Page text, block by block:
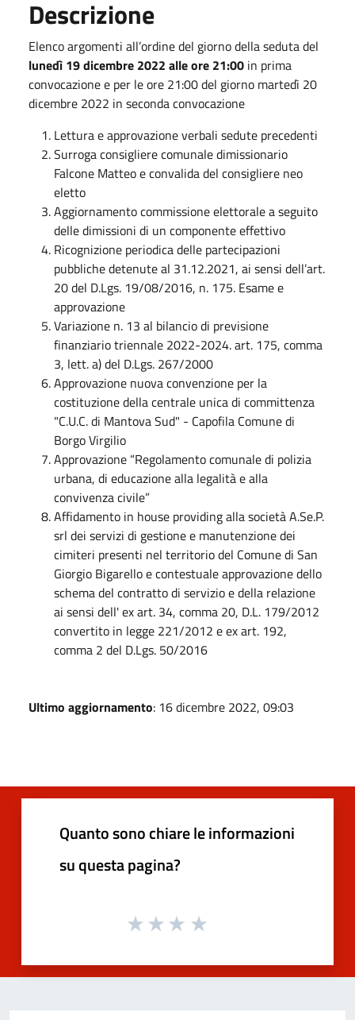
Descrizione
Elenco argomenti all’ordine del giorno della seduta del
lunedì 19 dicembre 2022 alle ore 21:00 in prima
convocazione e per le ore 21:00 del giorno martedì 20
dicembre 2022 in seconda convocazione
Lettura e approvazione verbali sedute precedenti
Surroga consigliere comunale dimissionario
Falcone Matteo e convalida del consigliere neo
eletto
Aggiornamento commissione elettorale a seguito
delle dimissioni di un componente effettivo
Ricognizione periodica delle partecipazioni
pubbliche detenute al 31.12.2021, ai sensi dell’art.
20 del D.Lgs. 19/08/2016, n. 175. Esame e
approvazione
Variazione n. 13 al bilancio di previsione
finanziario triennale 2022-2024. art. 175, comma
3, lett. a) del D.Lgs. 267/2000
Approvazione nuova convenzione per la
costituzione della centrale unica di committenza
"C.U.C. di Mantova Sud" - Capofila Comune di
Borgo Virgilio
Approvazione “Regolamento comunale di polizia
urbana, di educazione alla legalità e alla
convivenza civile”
Affidamento in house providing alla società A.Se.P.
srl dei servizi di gestione e manutenzione dei
cimiteri presenti nel territorio del Comune di San
Giorgio Bigarello e contestuale approvazione dello
schema del contratto di servizio e della relazione
ai sensi dell' ex art. 34, comma 20, D.L. 179/2012
convertito in legge 221/2012 e ex art. 192,
comma 2 del D.Lgs. 50/2016
Ultimo aggiornamento: 16 dicembre 2022, 09:03
Quanto sono chiare le informazioni
su questa pagina?